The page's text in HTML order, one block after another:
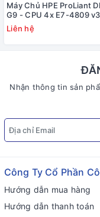
Máy Chủ HPE ProLiant
G9 - CPU 4x E7-4809
128GB / Raid HP Smart
/ 4x PS
Liên hệ
Nhận thông tin sản
Công Ty Cổ Phần
Hướng dẫn mua hàng
Hướng dẫn thanh toán